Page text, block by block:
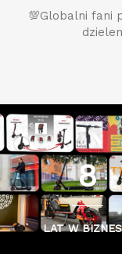
💯Globalni fani
8
LAT W